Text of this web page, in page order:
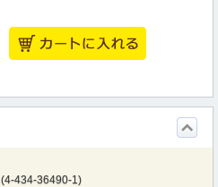
(4-434-36490-1)